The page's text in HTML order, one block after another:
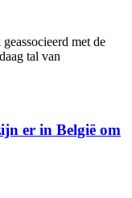
met de
tal van
er in België om